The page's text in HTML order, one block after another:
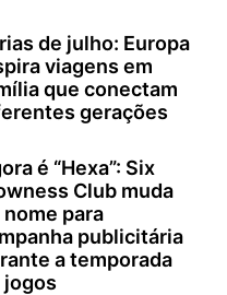
de julho: Europa
viagens em
que conectam
gerações
é “Hexa”: Six
Club muda
nome para
publicitária
a temporada
jogos